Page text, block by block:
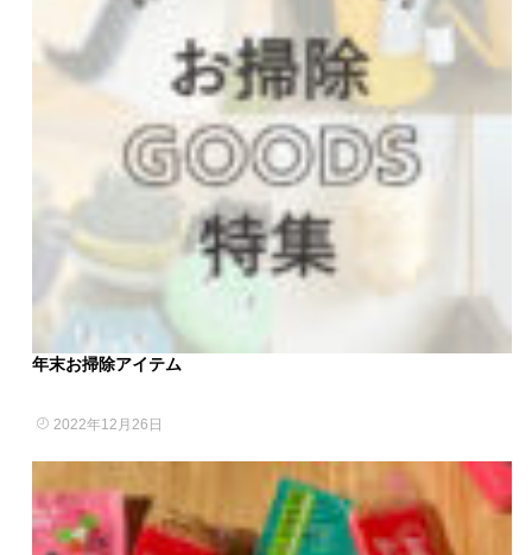
年末お掃除アイテム
2022年12月26日